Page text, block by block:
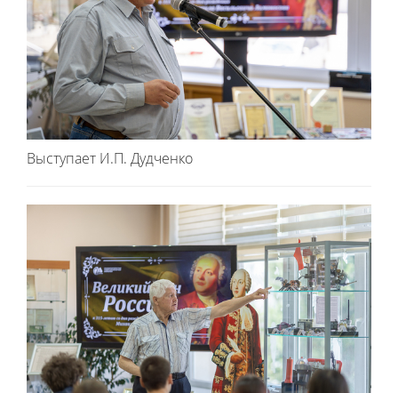
Выступает И.П. Дудченко